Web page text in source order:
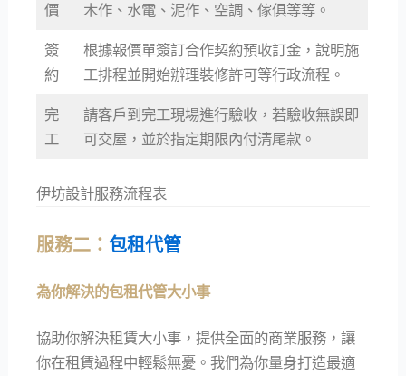
價
木作、水電、泥作、空調、傢俱等等。​
簽
約
根據報價單簽訂合作契約預收訂金，說明施
工排程並開始辦理裝修許可等行政流程。​
完
工
請客戶到完工現場進行驗收，若驗收無誤即
可交屋，並於指定期限內付清尾款。
伊坊設計服務流程表
服務二：包租代管
為你解決的包租代管大小事
協助你解決租賃大小事，提供全面的商業服務，讓
你在租賃過程中輕鬆無憂。我們為你量身打造最適